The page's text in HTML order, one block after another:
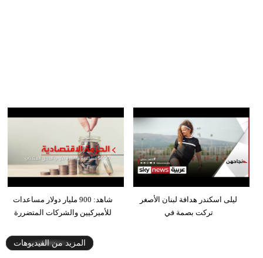
شاهد: 900 مليار دولار مساعدات
للأميركيين والشركات المتضررة
ليلى اسكندر هدافة لبنان الأصغر
تركت بصمة في
المزيد من الفيديوهات